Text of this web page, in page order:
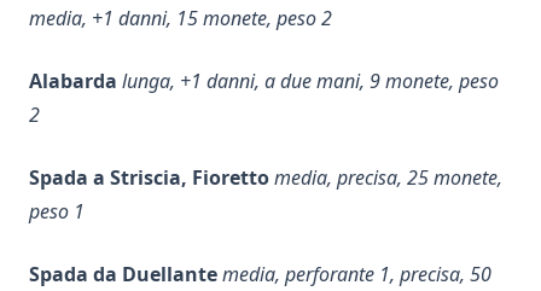
media, +1 danni, 15 monete, peso 2
Alabarda lunga, +1 danni, a due mani, 9 monete, peso
2
Spada a Striscia, Fiorettomedia, precisa, 25 monete,
peso 1
Spada da Duellantemedia, perforante 1, precisa, 50